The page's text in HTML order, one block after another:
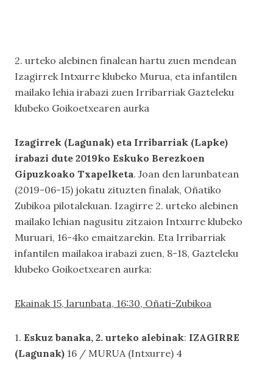
2. urteko alebinen finalean hartu zuen mendean
Izagirrek Intxurre klubeko Murua, eta infantilen
mailako lehia irabazi zuen Irribarriak Gazteleku
klubeko Goikoetxearen aurka
Izagirrek (Lagunak) eta Irribarriak (Lapke)
irabazi dute 2019ko Eskuko Berezkoen
Gipuzkoako Txapelketa. Joan den larunbatean
(2019-06-15) jokatu zituzten finalak, Oñatiko
Zubikoa pilotalekuan. Izagirre 2. urteko alebinen
mailako lehian nagusitu zitzaion Intxurre klubeko
Muruari, 16-4ko emaitzarekin. Eta Irribarriak
infantilen mailakoa irabazi zuen, 8-18, Gazteleku
klubeko Goikoetxearen aurka:
Ekainak 15, larunbata, 16:30, Oñati-Zubikoa
1. Eskuz banaka, 2. urteko alebinak: IZAGIRRE
(Lagunak) 16 / MURUA (Intxurre) 4